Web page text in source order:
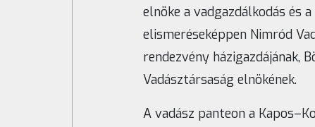
elnöke a vadgazdálkodás és
elismeréseképpen Nimród
rendezvény házigazdájának,
Vadásztársaság elnökének.
A vadász panteon a